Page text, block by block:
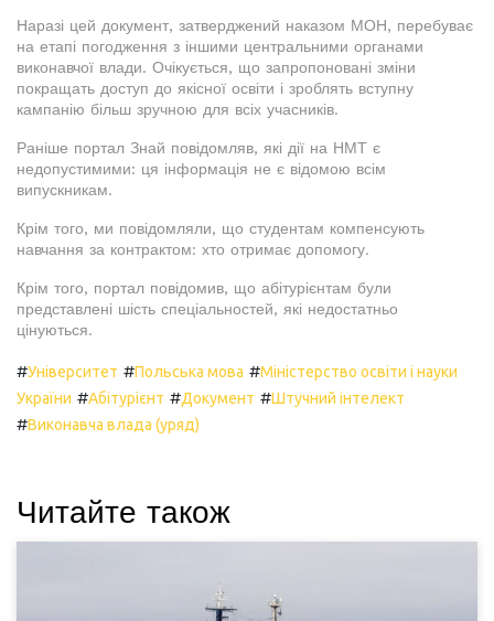
Наразі цей документ, затверджений наказом МОН, перебуває
на етапі погодження з іншими центральними органами
виконавчої влади. Очікується, що запропоновані зміни
покращать доступ до якісної освіти і зроблять вступну
кампанію більш зручною для всіх учасників.
Раніше портал Знай повідомляв, які дії на НМТ є
недопустимими: ця інформація не є відомою всім
випускникам.
Крім того, ми повідомляли, що студентам компенсують
навчання за контрактом: хто отримає допомогу.
Крім того, портал повідомив, що абітурієнтам були
представлені шість спеціальностей, які недостатньо
цінуються.
#Університет #Польська мова #Міністерство освіти і науки
України #Абітурієнт #Документ #Штучний інтелект
#Виконавча влада (уряд)
Читайте також